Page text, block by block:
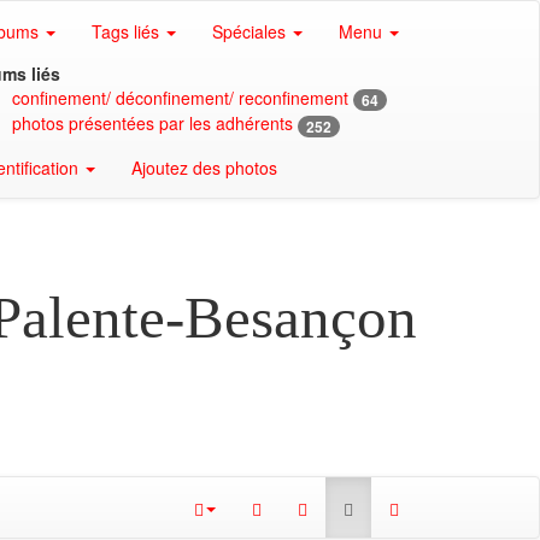
Tags liés Spéciales
Menu
liés
confinement/ déconfinement/ reconfinement
64
photos présentées par les adhérents 252
Ajoutez des photos
Besançon